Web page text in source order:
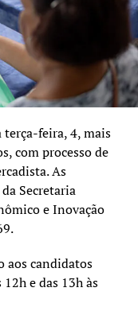
terça-feira, 4, mais
com processo de
As
Secretaria
e Inovação
aos candidatos
e das 13h às